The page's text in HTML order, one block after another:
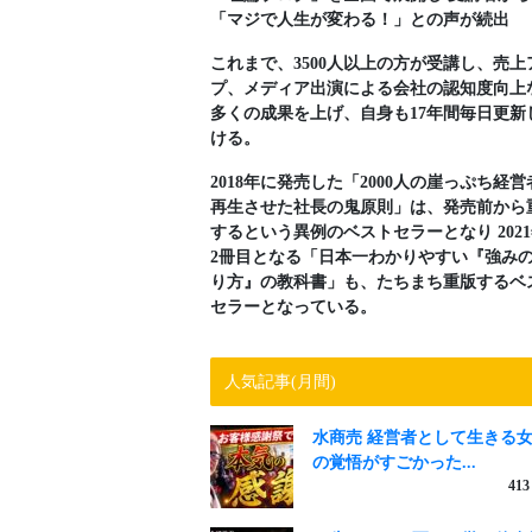
「マジで人生が変わる！」との声が続出
これまで、3500人以上の方が受講し、売上
プ、メディア出演による会社の認知度向上
多くの成果を上げ、自身も17年間毎日更新
ける。
2018年に発売した「2000人の崖っぷち経営
再生させた社長の鬼原則」は、発売前から
するという異例のベストセラーとなり
2冊目となる「日本一わかりやすい『強み
り方』の教科書」も、たちまち重版するベ
セラーとなっている。
人気記事(月間)
水商売 経営者として生きる
の覚悟がすごかった...